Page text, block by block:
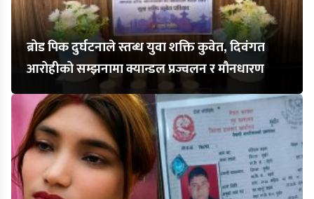
ब्रोड पिक दुर्घटनाले स्तब्ध युवा शक्ति कुवेत, दिवंगत
आरोहीको सम्झनामा क्यान्डल प्रज्वलन र मौनधारण